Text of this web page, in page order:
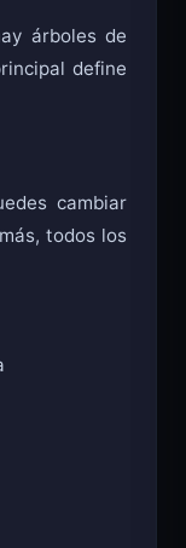
árboles de
define
cambiar
todos los